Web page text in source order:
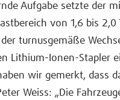
Aufgabe setzte der
von 1,6 bis
turnusgemäße
Lithium-Ionen-Stapler
wir gemerkt, dass
Weiss: „Die